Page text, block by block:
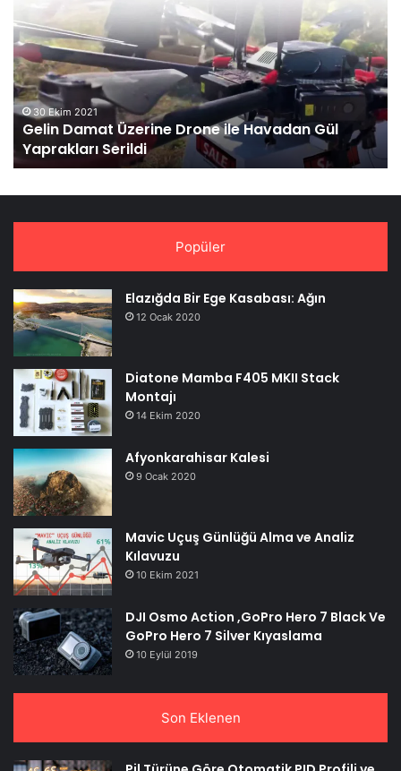
Drone
ile
Havadan
Gül
Yaprakları
Serildi
30 Ekim 2021
Gelin Damat Üzerine Drone ile Havadan Gül
Yaprakları Serildi
Popüler
Elazığda Bir Ege Kasabası: Ağın
12 Ocak 2020
Diatone Mamba F405 MKII Stack
Montajı
14 Ekim 2020
Afyonkarahisar Kalesi
9 Ocak 2020
Mavic Uçuş Günlüğü Alma ve Analiz
Kılavuzu
10 Ekim 2021
DJI Osmo Action ,GoPro Hero 7 Black Ve
GoPro Hero 7 Silver Kıyaslama
10 Eylül 2019
Son Eklenen